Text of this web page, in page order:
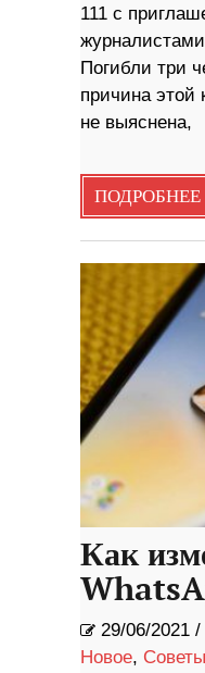
111 с
Погибли три
причина этой
не выяснена,
ПОДРОБНЕЕ
Как
29/06/2021 /
Новое, Советы